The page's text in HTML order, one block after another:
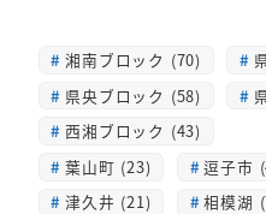
湘南ブロック (70)
県央ブロック (58)
西湘ブロック (43)
葉山町 (23)
逗子市
津久井 (21)
相模湖